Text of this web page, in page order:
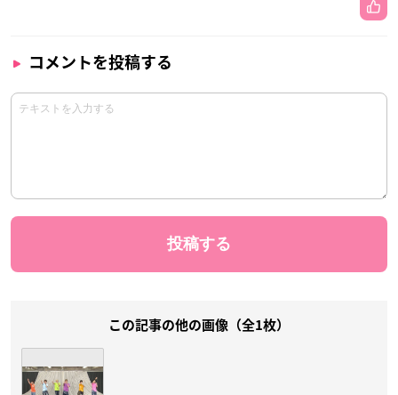
コメントを投稿する
この記事の他の画像（全1枚）